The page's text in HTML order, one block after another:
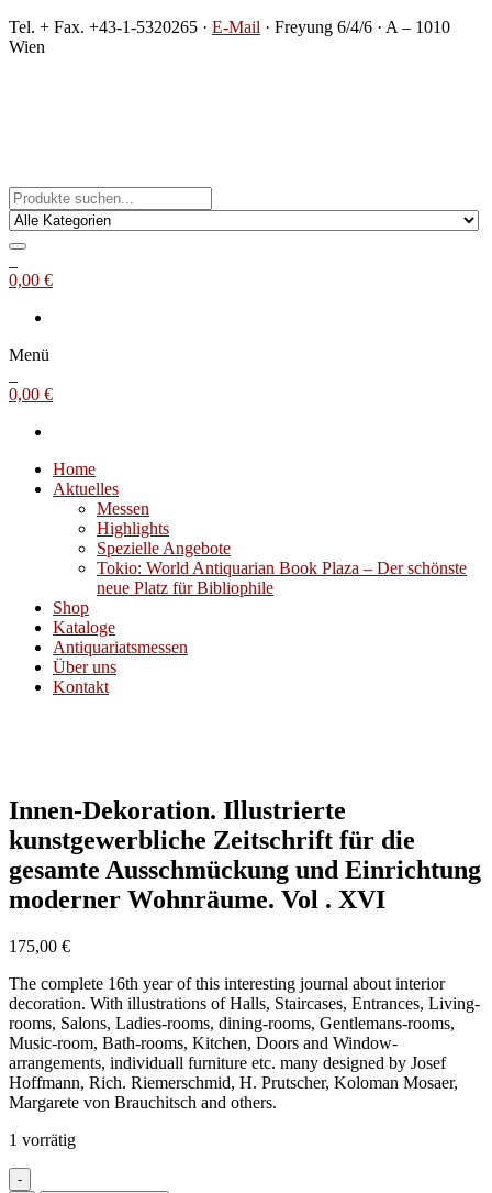
Zum
Inhalt
Tel. + Fax. +43-1-5320265 · E-Mail · Freyung 6/4/6 · A – 1010
Wien
0,00 €
Menü
0,00 €
Home
Aktuelles
Messen
Highlights
Spezielle Angebote
Tokio: World Antiquarian Book Plaza – Der schönste
neue Platz für Bibliophile
Shop
Kataloge
Antiquariatsmessen
Über uns
Kontakt
Innen-Dekoration. Illustrierte
kunstgewerbliche Zeitschrift für die
gesamte Ausschmückung und Einrichtung
moderner Wohnräume. Vol . XVI
175,00 €
The complete 16th year of this interesting journal about interior
decoration. With illustrations of Halls, Staircases, Entrances, Living-
rooms, Salons, Ladies-rooms, dining-rooms, Gentlemans-rooms,
Music-room, Bath-rooms, Kitchen, Doors and Window-
arrangements, individuall furniture etc. many designed by Josef
Hoffmann, Rich. Riemerschmid, H. Prutscher, Koloman Mosaer,
Margarete von Brauchitsch and others.
1 vorrätig
-